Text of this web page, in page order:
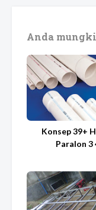
Anda
Konsep 39+
Paralon 3